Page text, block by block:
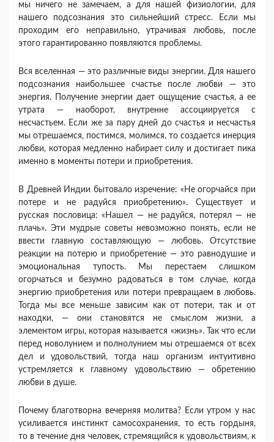
мы ничего не замечаем, а для нашей физиологии, для
нашего подсознания это сильнейший стресс. Если мы
проходим его неправильно, утрачивая любовь, после
этого гарантированно появляются проблемы.
Вся вселенная — это различные виды энергии. Для нашего
подсознания наибольшее счастье после люб­ви — это
энергия. Получение энергии дает ощущение счастья, а ее
утрата — наоборот, внутренне ассоцииру­ется с
несчастьем. Если же за пару дней до счастья и несчастья
мы отрешаемся, постимся, молимся, то со­здается инерция
любви, которая медленно набирает силу и достигает пика
именно в моменты потери и при­обретения.
В Древней Индии бытовало изречение: «Не огор­чайся при
потере и не радуйся приобретению». Су­ществует и
русская пословица: «Нашел — не радуйся, потерял — не
плачь». Эти мудрые советы невозмож­но понять, если не
ввести главную составляющую — любовь. Отсутствие
реакции на потерю и приобрете­ние — это равнодушие и
эмоциональная тупость. Мы перестаем слишком
огорчаться и безумно радоваться в том случае, когда
энергию приобретения или потери превращаем в любовь.
Тогда мы все меньше зависим как от потери, так и от
находки, — они становятся не смыслом жизни, а
элементом игры, которая называет­ся «жизнь». Так что если
перед новолунием и полнолу­нием мы отрешаемся от всех
дел и удовольствий, тог­да наш организм интуитивно
устремляется к главному удовольствию — обретению
любви в душе.
Почему благотворна вечерняя молитва? Если утром у нас
усиливается инстинкт самосохранения, то есть гордыня,
то в течение дня человек, стремящийся к удо­вольствиям, к